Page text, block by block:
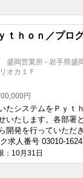
ｔｈｏｎ／プロ
岡営業所 - 岩手県盛
オカ１Ｆ
円
たシステムをＰｙｔ
いたします。各部署
開発を行っていただ
求人番号 03010-
：10月31日